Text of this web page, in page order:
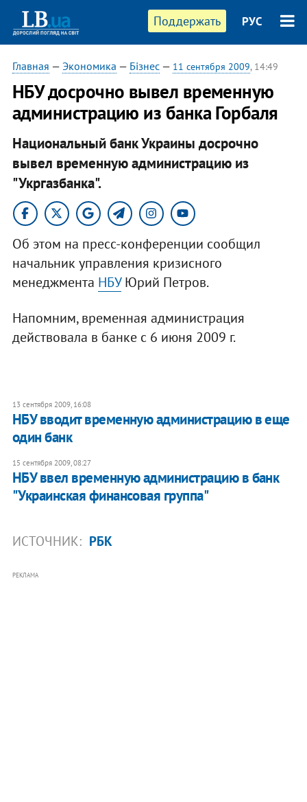
Поддержать РУС
Главная — Экономика — Бізнес— 11 сентября 2009, 14:49
НБУ досрочно вывел временную
администрацию из банка Горбаля
Национальный банк Украины досрочно
вывел временную администрацию из
"Укргазбанка".
Об этом на пресс-конференции сообщил
начальник управления кризисного
менеджмента НБУЮрий Петров.
Напомним, временная администрация
действовала в банке с 6 июня 2009 г.
13 сентября 2009, 16:08
НБУ вводит временную администрацию в еще
один банк
15 сентября 2009, 08:27
НБУ ввел временную администрацию в банк
"Украинская финансовая группа"
ИСТОЧНИК: РБК
РЕКЛАМА